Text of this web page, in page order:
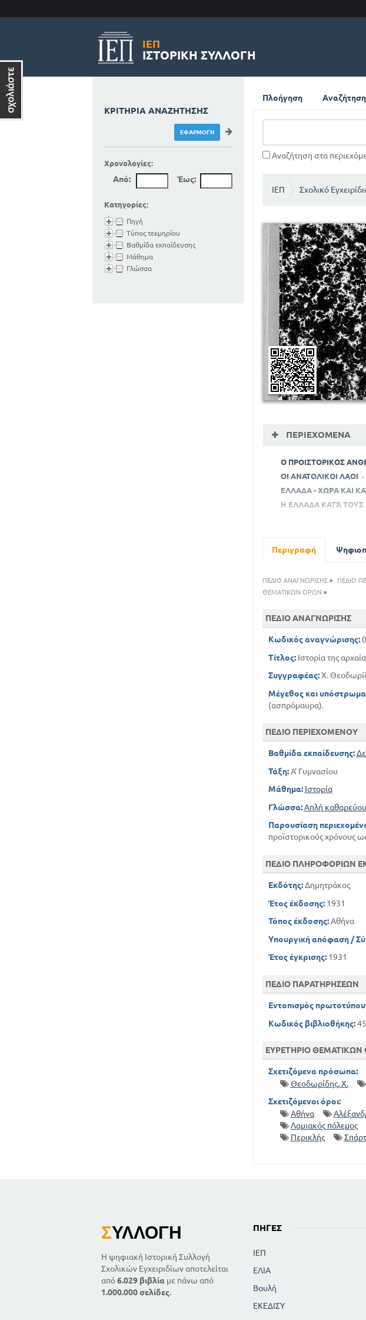
ΙΕΠ
ΙΣΤΟΡΙΚΉ ΣΥΛΛΟΓΉ
Πλοήγηση Αναζήτηση
Αναζήτηση στα
ΙΕΠ Σχολικό
ΠΕΡΙΕΧΌΜΕΝΑ
Ο ΠΡΟΙΣΤΟΡΙΚΟΣ
ΟΙ ΑΝΑΤΟΛΙΚΟΙ ΛΑΟΙ
ΕΛΛΑΔΑ - ΧΩΡΑ ΚΑΙ
Η ΕΛΛΑΔΑ ΚΑΤΆ ΤΟΥΣ
ΤΑ ΚΡΑΤΗΣ ΤΗΣ
Η ΣΠΑΡΤΗ
ΜΗΔΙΚΟΙ ΠΟΛΕΜΟΙ
ΚΟΙΝΩΝΙΑ ΚΑΙ
Ο ΒΙΟς ΤΩΝ
ΑΚΜΗ ΤΟΥ
ΠΕΛΟΠΟΝΝΗΣΙΑΚΟΣ
Η ΕΛΛΑΔΑ ΜΕΤΑ ΤΟΝ
ΟΙ ΤΕΧΝΕΣ ΚΑΙ ΤΑ
Περιγραφή
ΠΕΔΙΟ ΑΝΑΓΝΩΡΙΣΗΣ» ΠΕΔΙΟ
ΘΕΜΑΤΙΚΩΝ ΟΡΩΝ »
ΠΕΔΙΟ ΑΝΑΓΝΩΡΙΣΗΣ
Κωδικός αναγνώρισης:
Τίτλος:Ιστορία της
Συγγραφέας:Χ.
Μέγεθος και
(ασπρόμαυρα).
ΠΕΔΙΟ ΠΕΡΙΕΧΟΜΕΝΟΥ
Βαθμίδα εκπαίδευσης:
Τάξη:Α' Γυμνασίου
Μάθημα: Ιστορία
Γλώσσα: Απλή
Παρουσίαση
προϊστορικούς χρόνους
ΠΕΔΙΟ ΠΛΗΡΟΦΟΡΙΩΝ
Εκδότης:Δημητράκος
Έτος έκδοσης:1931
Τόπος έκδοσης:Αθήνα
Υπουργική απόφαση /
Έτος έγκρισης:1931
ΠΕΔΙΟ ΠΑΡΑΤΗΡΗΣΕΩΝ
Εντοπισμός
Κωδικός βιβλιοθήκης:
ΕΥΡΕΤΗΡΙΟ
Σχετιζόμενα πρόσωπα:
Θεοδωρίδης, Χ.
Σχετιζόμενοι όροι:
Αθήνα
Λαμιακός πόλεμος
Περικλής
ΚΡΙΤΉΡΙΑ ΑΝΑΖΉΤΗΣΗΣ
Χρονολογίες:
Από: Έως:
Κατηγορίες:
Πηγή
Τύπος τεκμηρίου
Βαθμίδα εκπαίδευσης
Μάθημα
Γλώσσα
ΣΥΛΛΟΓΉ
Η ψηφιακή Ιστορική Συλλογή
Σχολικών Εγχειριδίων αποτελείται
από6.029 βιβλία με πάνω από
1.000.000 σελίδες.
ΠΗΓΈΣ
ΙΕΠ
ΕΛΙΑ
Βουλή
ΕΚΕΔΙΣΥ